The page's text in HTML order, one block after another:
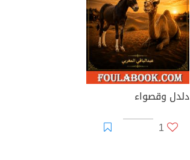
دلدل وقصواء
1